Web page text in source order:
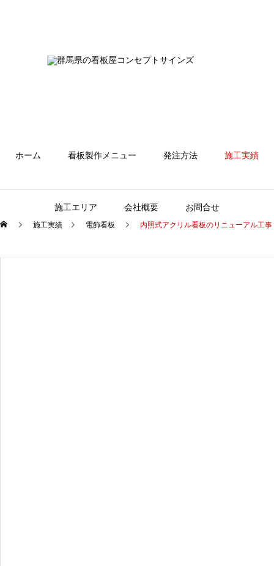
ホーム 看板製作メニュー 発注方法 施工実績
施工エリア 会社概要 お問合せ
施工実績 電飾看板 内照式アクリル看板のリニューアル工